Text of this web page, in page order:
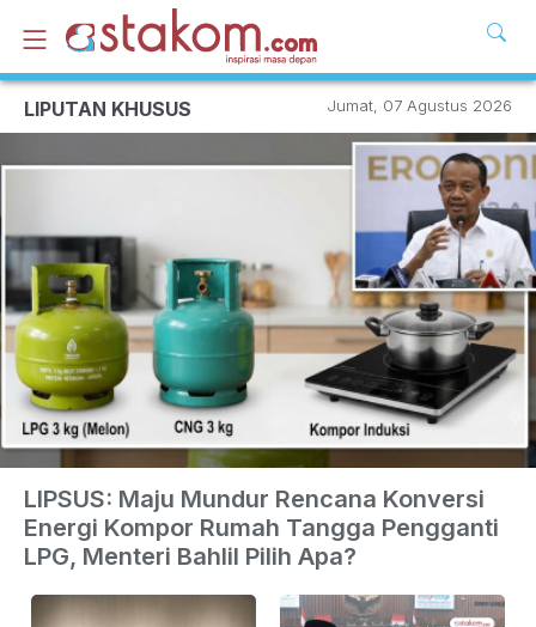
LIPUTAN KHUSUS Jumat, 07 Agustus 2026
LIPSUS: Maju Mundur Rencana Konversi
Energi Kompor Rumah Tangga Pengganti
LPG, Menteri Bahlil Pilih Apa?